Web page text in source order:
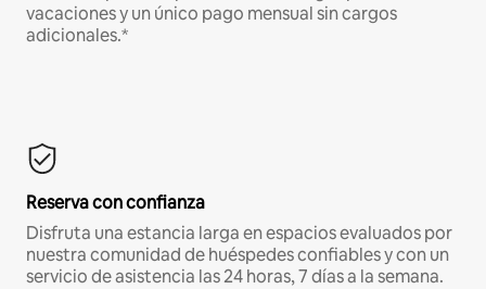
vacaciones y un único pago mensual sin cargos
adicionales.*
Reserva con confianza
Disfruta una estancia larga en espacios evaluados por
nuestra comunidad de huéspedes confiables y con un
servicio de asistencia las 24 horas, 7 días a la semana.